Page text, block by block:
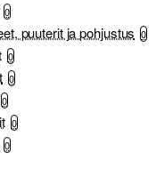
0
puuterit ja pohjustus 0
0
0
0
0
0